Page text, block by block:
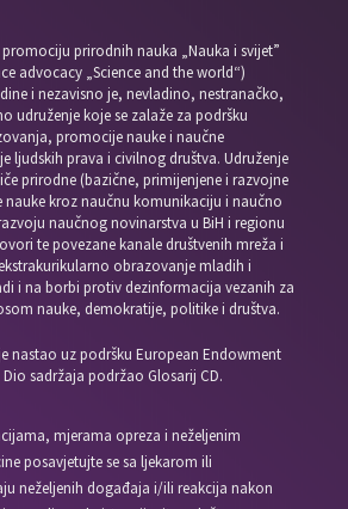
prirodnih nauka „Nauka i svijet”
advocacy „Science and the world“)
i nezavisno je, nevladino, nestranačko,
udruženje koje se zalaže za podršku
promocije nauke i naučne
ljudskih prava i civilnog društva. Udruženje
prirodne (bazične, primijenjene i razvojne
nauke kroz naučnu komunikaciju i naučno
naučnog novinarstva u BiH i regionu
te povezane kanale društvenih mreža i
obrazovanje mladih i
i na borbi protiv dezinformacija vezanih za
nauke, demokratije, politike i društva.
nastao uz podršku European Endowment
sadržaja podržao Glosarij CD.
mjerama opreza i neželjenim
posavjetujte se sa ljekarom ili
neželjenih događaja i/ili reakcija nakon